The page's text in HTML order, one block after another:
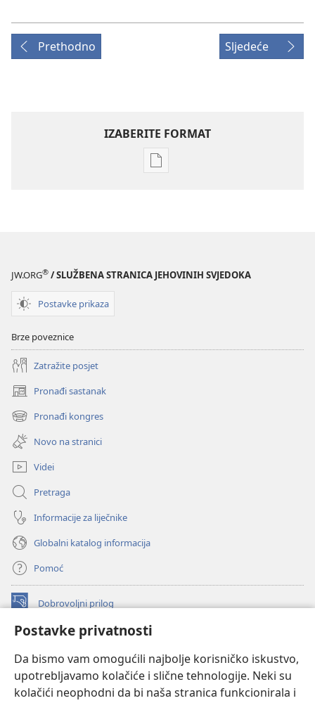
Postavke privatnosti
Da bismo vam omogućili najbolje korisničko iskustvo,
upotrebljavamo kolačiće i slične tehnologije. Neki su
kolačići neophodni da bi naša stranica funkcionirala i
Prethodno Sljedeće
IZABERITE FORMAT
Postavke
studeni 2007.
JW.ORG® / SLUŽBENA STRANICA JEHOVINIH SVJEDOKA
Postavke prikaza
Brze poveznice
Zatražite posjet
Pronađi sastanak
(otvara
se
novi
prozor)
Pronađi kongres
(otvara
se
novi
prozor)
Novo na stranici
Videi
Pretraga
Informacije za liječnike
Globalni katalog informacija
Pomoć
Dobrovoljni prilog
(otvara
se
novi
INTERNETSKA BIBLIOTEKA Watchtower
se
novi
prozor)
JW Hub
(otvara
se